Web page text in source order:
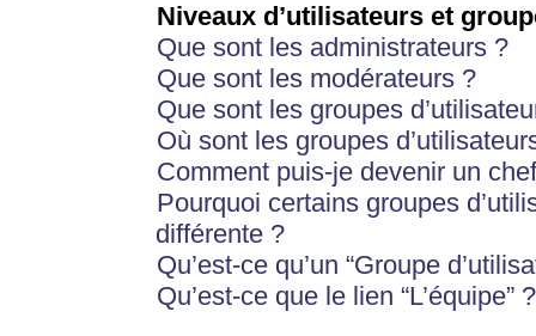
Niveaux d’utilisateurs et
Que sont les administrateurs ?
Que sont les modérateurs ?
Que sont les groupes
Où sont les groupes
Comment puis-je devenir un
Pourquoi certains groupes
différente ?
Qu’est-ce qu’un “Groupe
Qu’est-ce que le lien “L’équipe” ?